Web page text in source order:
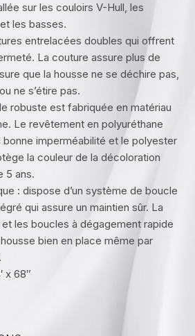
sur les couloirs V-Hull, les
les basses.
entrelacées doubles qui offrent
La couture assure plus de
que la housse ne se déchire pas,
ne s’étire pas.
robuste est fabriquée en matériau
Le revêtement en polyuréthane
bonne imperméabilité et le polyester
la couleur de la décoloration
5 ans.
: dispose d’un système de boucle
qui assure un maintien sûr. La
les boucles à dégagement rapide
bien en place même par
x 68″